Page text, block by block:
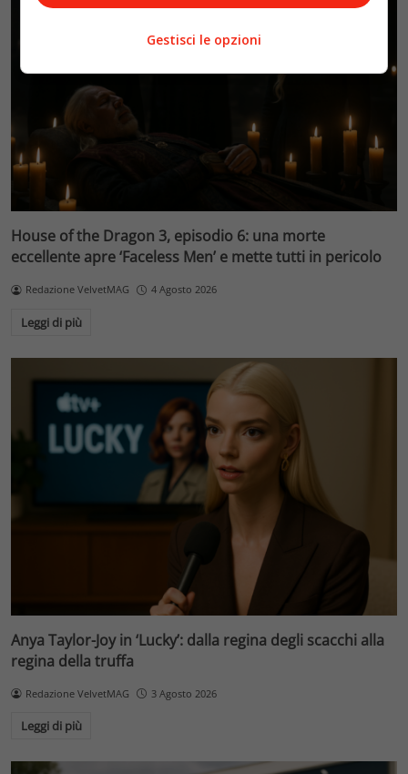
House of the Dragon 3, episodio 6: una morte
eccellente apre ‘Faceless Men’ e mette tutti in pericolo
Redazione VelvetMAG 4 Agosto 2026
Leggi di più
Anya Taylor-Joy in ‘Lucky’: dalla regina degli scacchi alla
regina della truffa
Redazione VelvetMAG 3 Agosto 2026
Leggi di più
Gestisci le opzioni